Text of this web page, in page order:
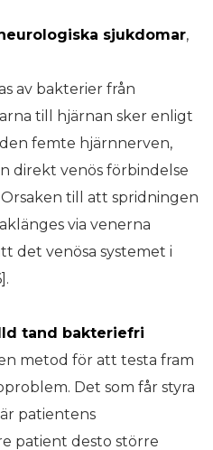
sjukdomar,
av bakterier från
till hjärnan sker enligt
femte hjärnnerven,
direkt venös förbindelse
till att spridningen
via venerna
det venösa systemet i
tand bakteriefri
metod för att testa fram
Det som får styra
patientens
patient desto större